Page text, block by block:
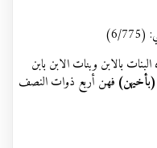
(
6/775
)
بالابن وبنات الابن بابن
فهن أربع ذوات النصف